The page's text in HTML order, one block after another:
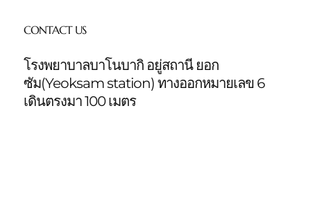
CONTACT US
โรงพยาบาลบาโนบากิ อยู่สถานี ยอก
ซัม(Yeoksam station) ทางออกหมายเลข 6
เดินตรงมา 100 เมตร